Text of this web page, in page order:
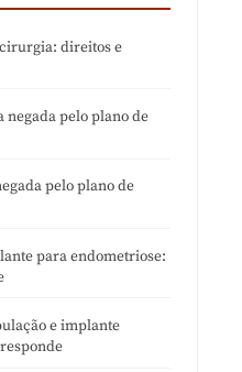
direitos e
pelo plano de
pelo plano de
para endometriose:
e implante